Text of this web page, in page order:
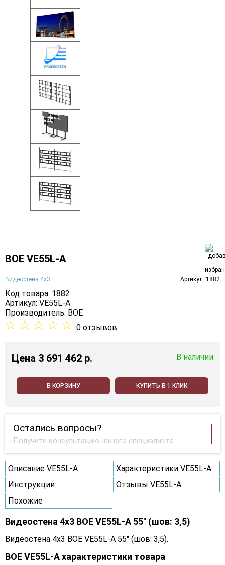
BOE VE55L-A
Видеостена 4х3 Артикул: 1882
Код товара: 1882
Артикул: VE55L-A
Производитель: BOE
☆ ☆ ☆ ☆ ☆ 0 отзывов
Цена 3 691 462 p. В наличии
В КОРЗИНУ КУПИТЬ В 1 КЛИК
Остались вопросы?
Получите консультацию нашего специалиста
Описание VE55L-A
Характеристики VE55L-A
Инструкции
Отзывы VE55L-A
Похожие
Видеостена 4x3 BOE VE55L-A 55" (шов: 3,5)
Видеостена 4x3 BOE VE55L-A 55" (шов: 3,5).
BOE VE55L-A характеристики товара